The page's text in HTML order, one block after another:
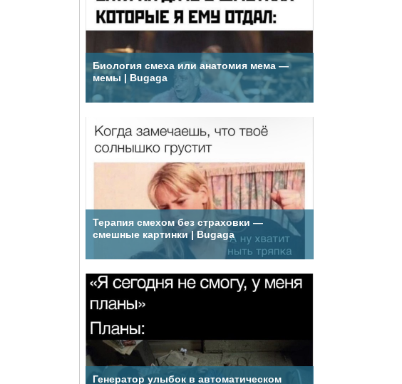
Биология смеха или анатомия мема —
мемы | Bugaga
Терапия смехом без страховки —
смешные картинки | Bugaga
Генератор улыбок в автоматическом